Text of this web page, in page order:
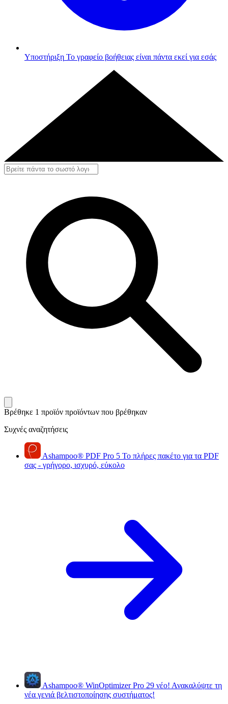
Υποστήριξη Το γραφείο βοήθειας είναι πάντα εκεί για εσάς
Βρέθηκε 1 προϊόν προϊόντων που βρέθηκαν
Συχνές αναζητήσεις
Ashampoo® PDF Pro 5 Το πλήρες πακέτο για τα PDF
σας - γρήγορο, ισχυρό, εύκολο
Ashampoo® WinOptimizer Pro 29 νέο! Ανακαλύψτε τη
νέα γενιά βελτιστοποίησης συστήματος!